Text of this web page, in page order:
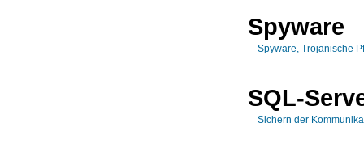
Spyware
Spyware, Trojanische
SQL-
Sichern der